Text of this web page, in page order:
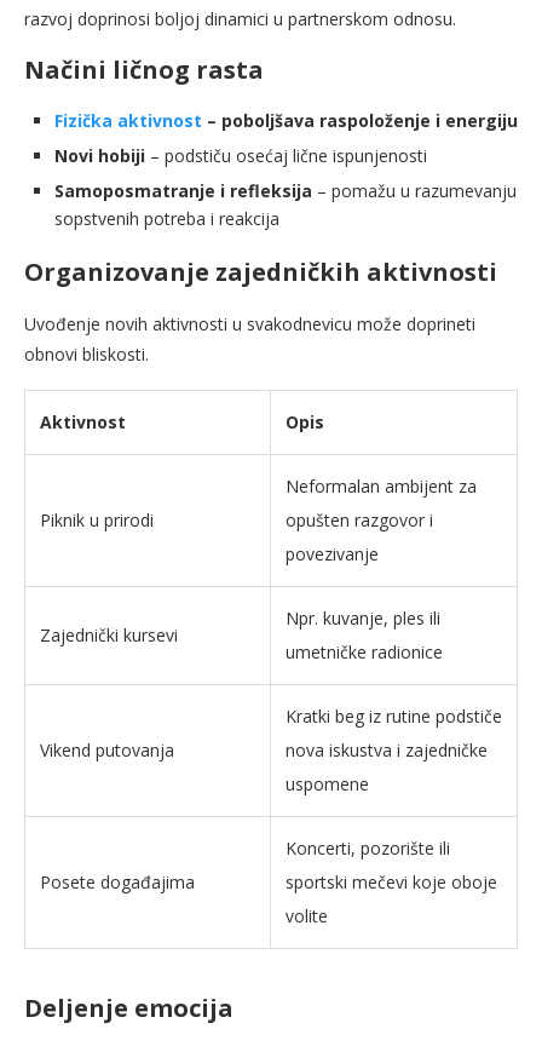
razvoj doprinosi boljoj dinamici u partnerskom odnosu.
Načini ličnog rasta
Fizička aktivnost – poboljšava raspoloženje i energiju
Novi hobiji – podstiču osećaj lične ispunjenosti
Samoposmatranje i refleksija – pomažu u razumevanju
sopstvenih potreba i reakcija
Organizovanje zajedničkih aktivnosti
Uvođenje novih aktivnosti u svakodnevicu može doprineti
obnovi bliskosti.
Aktivnost Opis
Piknik u prirodi
Neformalan ambijent za
opušten razgovor i
povezivanje
Zajednički kursevi
Npr. kuvanje, ples ili
umetničke radionice
Vikend putovanja
Kratki beg iz rutine podstiče
nova iskustva i zajedničke
uspomene
Posete događajima
Koncerti, pozorište ili
sportski mečevi koje oboje
volite
Deljenje emocija